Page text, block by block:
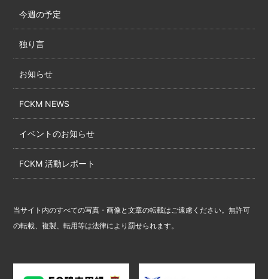
今週の予定
独り言
お知らせ
FCKM NEWS
イベントのお知らせ
FCKM 活動レポート
当サイト内のすべての写真・画像と文章の転載はご遠慮ください。無許可
の転載、複製、転用等は法律により罰せられます。